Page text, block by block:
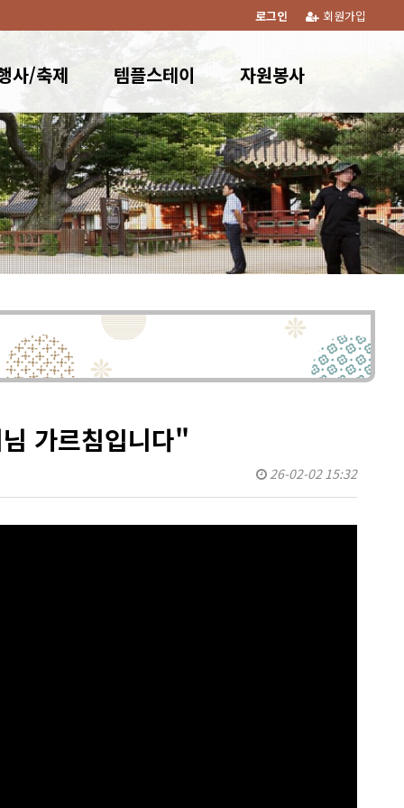
회원가입
로그인
사/축제 템플스테이 자원봉사
가르침입니다"
26-02-02 15:32